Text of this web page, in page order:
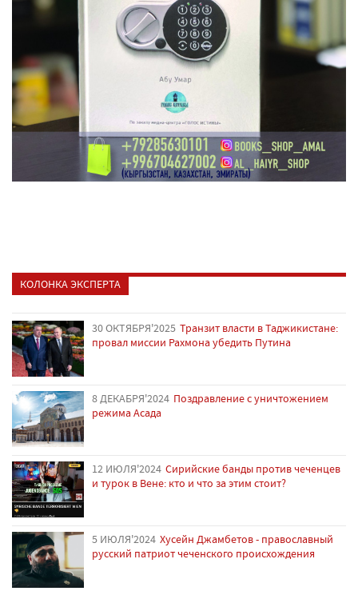
КОЛОНКА ЭКСПЕРТА
30 ОКТЯБРЯ'2025 Транзит власти в Таджикистане:
провал миссии Рахмона убедить Путина
8 ДЕКАБРЯ'2024 Поздравление с уничтожением
режима Асада
12 ИЮЛЯ'2024 Сирийские банды против чеченцев
и турок в Вене: кто и что за этим стоит?
5 ИЮЛЯ'2024 Хусейн Джамбетов - православный
русский патриот чеченского происхождения